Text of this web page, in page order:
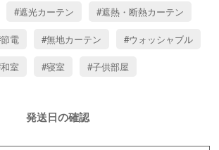
遮光カーテン 遮熱・断熱カーテン
節電 無地カーテン ウォッシャブル
和室 寝室 子供部屋
発送日の確認